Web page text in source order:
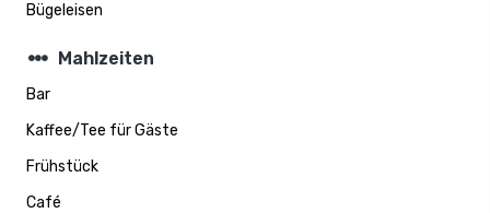
Bügeleisen
steppers Mahlzeiten
Bar
Kaffee/Tee für Gäste
Frühstück
Café